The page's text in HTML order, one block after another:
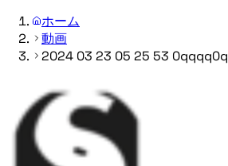
ホーム
動画
2024 03 23 05 25 53 0qqqq0q